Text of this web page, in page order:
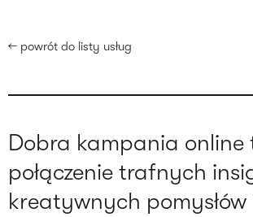
← powrót do listy usług
Dobra kampania online
połączenie trafnych
kreatywnych pomysłów